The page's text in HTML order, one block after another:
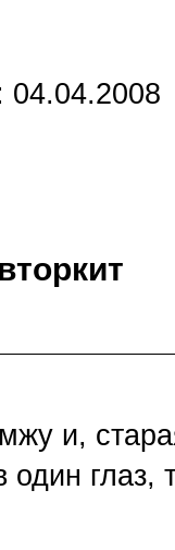
04.04.2008
и,
глаз,